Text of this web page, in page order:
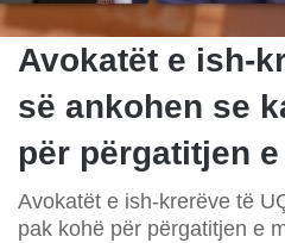
Avokatët e ish-
së ankohen se
për përgatitjen
Avokatët e ish-krerëve të
pak kohë për përgatitjen e